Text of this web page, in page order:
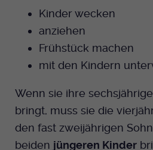
Kinder wecken
anziehen
Frühstück machen
mit den Kindern
Wenn sie ihre
bringt, muss sie die
den fast zweijährigen
beiden jüngeren Kinder
Zweck
festzustellen ob
Frontend
bearbeiten darf.
Anbieter EKHN
Laufzeit Ende der Sitzung
Anbieter Medienhaus der
Laufzeit
Zweck
Zur Speicherung
Name
Anbieter Medienhaus der
Zweck Anzeigen / Ads
Facebook
Instagram
Twitter
Spotify